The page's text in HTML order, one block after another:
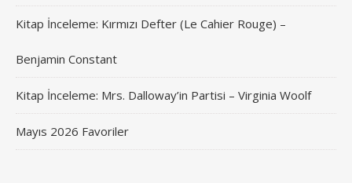
Kitap İnceleme: Kırmızı Defter (Le Cahier Rouge) –
Benjamin Constant
Kitap İnceleme: Mrs. Dalloway’in Partisi – Virginia Woolf
Mayıs 2026 Favoriler